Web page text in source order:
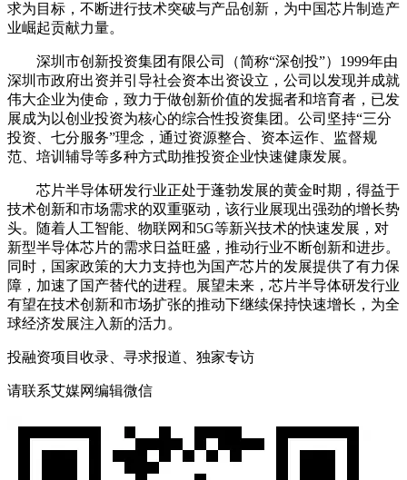
求为目标，不断进行技术突破与产品创新，为中国芯片制造产
业崛起贡献力量。
深圳市创新投资集团有限公司（简称“深创投”）1999年由
深圳市政府出资并引导社会资本出资设立，公司以发现并成就
伟大企业为使命，致力于做创新价值的发掘者和培育者，已发
展成为以创业投资为核心的综合性投资集团。公司坚持“三分
投资、七分服务”理念，通过资源整合、资本运作、监督规
范、培训辅导等多种方式助推投资企业快速健康发展。
芯片半导体研发行业正处于蓬勃发展的黄金时期，得益于
技术创新和市场需求的双重驱动，该行业展现出强劲的增长势
头。随着人工智能、物联网和5G等新兴技术的快速发展，对
新型半导体芯片的需求日益旺盛，推动行业不断创新和进步。
同时，国家政策的大力支持也为国产芯片的发展提供了有力保
障，加速了国产替代的进程。展望未来，芯片半导体研发行业
有望在技术创新和市场扩张的推动下继续保持快速增长，为全
球经济发展注入新的活力。
投融资项目收录、寻求报道、独家专访
请联系艾媒网编辑微信